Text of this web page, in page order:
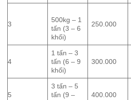
3
500kg – 1
tấn (3 – 6
khối)
250.000
4
1 tấn – 3
tấn (6 – 9
khối)
300.000
5
3 tấn – 5
tấn (9 –
400.000